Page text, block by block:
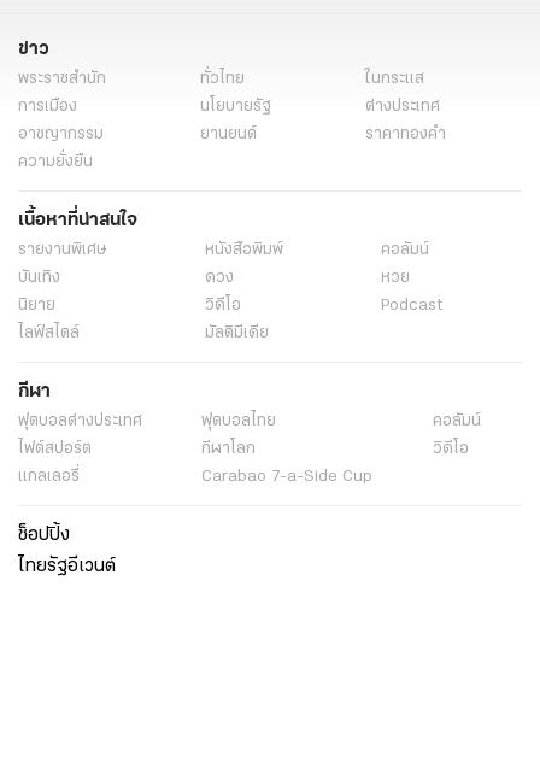
ข่าว
พระราชสำนัก ทั่วไทย
ในกระแส
การเมือง
นโยบายรัฐ
ต่างประเทศ
อาชญากรรม
ยานยนต์
ราคาทองคำ
ความยั่งยืน
เนื้อหาที่น่าสนใจ
รายงานพิเศษ หนังสือพิมพ์
คอลัมน์
บันเทิง
ดวง
หวย
นิยาย
วิดีโอ
Podcast
ไลฟ์สไตล์
มัลติมีเดีย
กีฬา
ฟุตบอลต่่างประเทศ ฟุตบอลไทย
คอลัมน์
ไฟต์สปอร์ต
กีฬาโลก
วิดีโอ
แกลเลอรี่
Carabao 7-a-Side Cup
ช็อปปิ้ง
ไทยรัฐอีเวนต์